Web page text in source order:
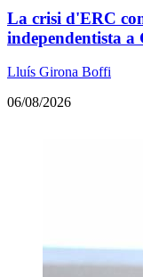
La crisi d'ERC
independentista a
Lluís Girona Boffi
06/08/2026